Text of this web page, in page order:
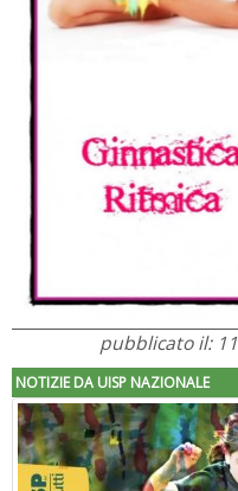
pubblicato il:
NOTIZIE DA UISP NAZIONALE